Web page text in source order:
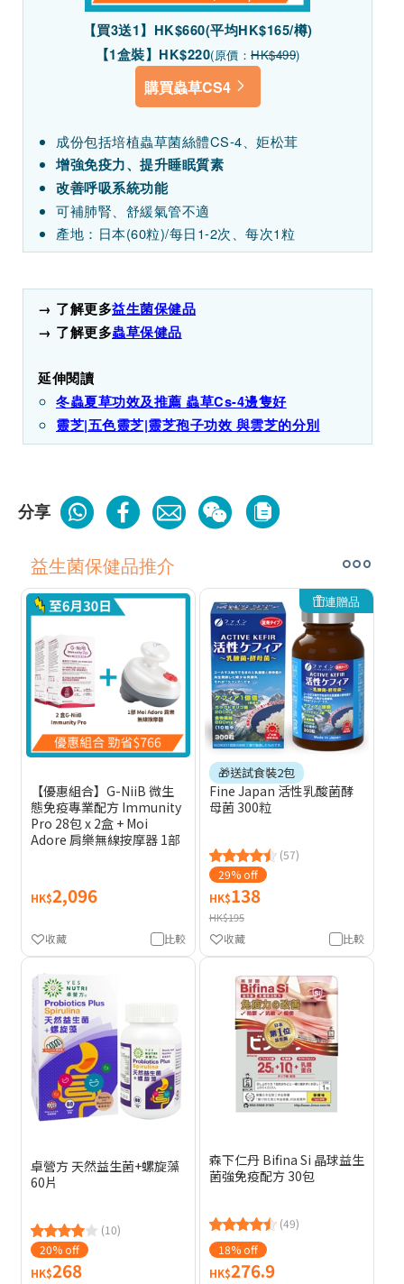
【買3送1】HK$660(平均HK$165/樽)
【1盒裝】HK$220(原價： HK$499)
購買蟲草CS4
成份包括培植蟲草菌絲體CS-4、姖松茸
增強免疫力、提升睡眠質素
改善呼吸系統功能
可補肺腎、舒緩氣管不適
產地：日本(60粒)/每日1-2次、每次1粒
→ 了解更多益生菌保健品
→ 了解更多蟲草保健品
延伸閱讀
冬蟲夏草功效及推薦 蟲草Cs-4邊隻好
靈芝|五色靈芝|靈芝孢子功效 與雲芝的分別
分享
益生菌保健品推介
【優惠組合】G-NiiB 微生
態免疫專業配方 Immunity
Pro 28包 x 2盒 + Moi
Adore 肩樂無線按摩器 1部
HK$2,096
比較
收藏
連贈品
🎁送試食裝2包
Fine Japan 活性乳酸菌酵
母菌 300粒
(57)
29% off
HK$138
HK$195
比較
收藏
卓營方 天然益生菌+螺旋藻
60片
(10)
20% off
HK$268
森下仁丹 Bifina Si 晶球益生
菌強免疫配方 30包
(49)
18% off
HK$276.9